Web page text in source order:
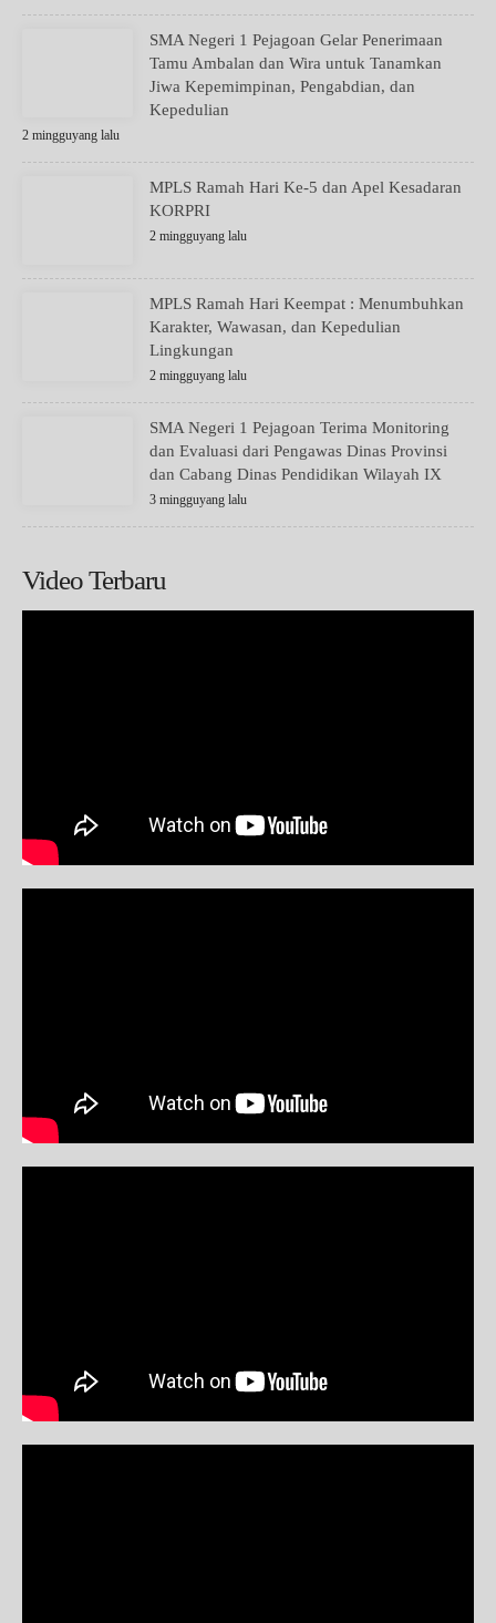
SMA Negeri 1 Pejagoan Gelar Penerimaan
Tamu Ambalan dan Wira untuk Tanamkan
Jiwa Kepemimpinan, Pengabdian, dan
Kepedulian
2 mingguyang lalu
MPLS Ramah Hari Ke-5 dan Apel Kesadaran
KORPRI
2 mingguyang lalu
MPLS Ramah Hari Keempat : Menumbuhkan
Karakter, Wawasan, dan Kepedulian
Lingkungan
2 mingguyang lalu
SMA Negeri 1 Pejagoan Terima Monitoring
dan Evaluasi dari Pengawas Dinas Provinsi
dan Cabang Dinas Pendidikan Wilayah IX
3 mingguyang lalu
Video Terbaru